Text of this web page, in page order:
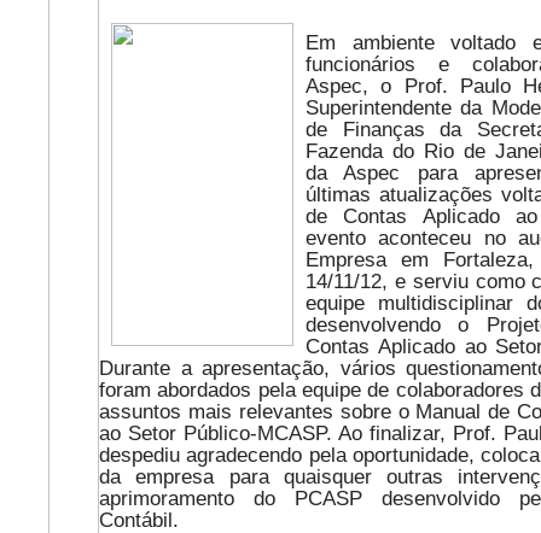
Em ambiente voltado
funcionários e
Aspec, o Prof. Paulo
Superintendente da
de Finanças da
Fazenda do Rio de
da Aspec para
últimas atualizações
de Contas Aplicado
evento aconteceu no
Empresa em
14/11/12, e serviu como
equipe multidisciplinar
desenvolvendo o
Contas Aplicado ao
Durante a apresentação, vários
foram abordados pela equipe de colaboradores
assuntos mais relevantes sobre o Manual de
ao Setor Público-MCASP. Ao finalizar, Prof.
despediu agradecendo pela oportunidade,
da empresa para quaisquer outras
aprimoramento do PCASP desenvolvido
Contábil.